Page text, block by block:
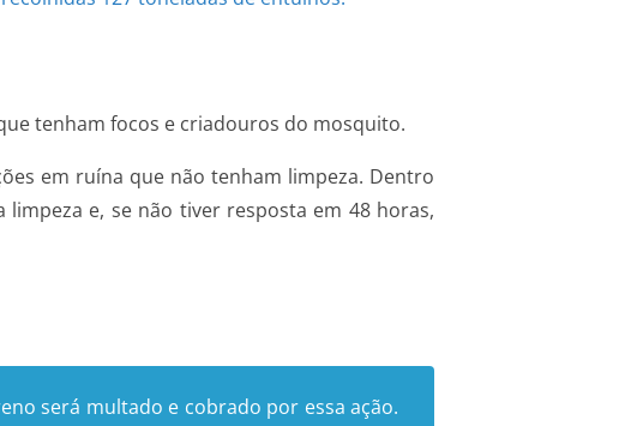
tenham focos e criadouros do mosquito.
em ruína que não tenham limpeza. Dentro
e, se não tiver resposta em 48 horas,
será multado e cobrado por essa ação.